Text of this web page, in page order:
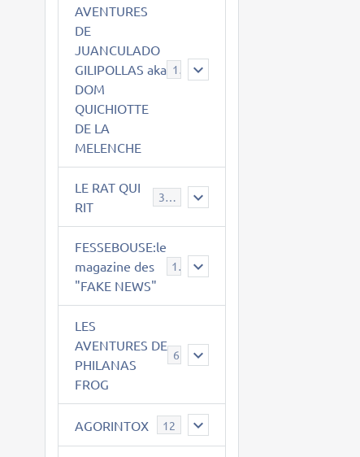
AVENTURES
DE
JUANCULADO
GILIPOLLAS aka
DOM
QUICHIOTTE
DE LA
MELENCHE
119
LE RAT QUI
RIT
395
FESSEBOUSE:le
magazine des
"FAKE NEWS"
19
LES
AVENTURES DE
PHILANAS
FROG
AGORINTOX 12